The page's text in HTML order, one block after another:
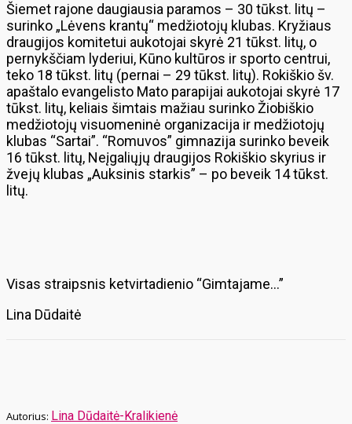
Šiemet rajone daugiausia paramos – 30 tūkst. litų –
surinko „Lėvens krantų“ medžiotojų klubas. Kryžiaus
draugijos komitetui aukotojai skyrė 21 tūkst. litų, o
pernykščiam lyderiui, Kūno kultūros ir sporto centrui,
teko 18 tūkst. litų (pernai – 29 tūkst. litų). Rokiškio šv.
apaštalo evangelisto Mato parapijai aukotojai skyrė 17
tūkst. litų, keliais šimtais mažiau surinko Žiobiškio
medžiotojų visuomeninė organizacija ir medžiotojų
klubas “Sartai”. “Romuvos” gimnazija surinko beveik
16 tūkst. litų, Neįgaliųjų draugijos Rokiškio skyrius ir
žvejų klubas „Auksinis starkis” – po beveik 14 tūkst.
litų.
Visas straipsnis ketvirtadienio “Gimtajame…”
Lina Dūdaitė
Lina Dūdaitė-Kralikienė